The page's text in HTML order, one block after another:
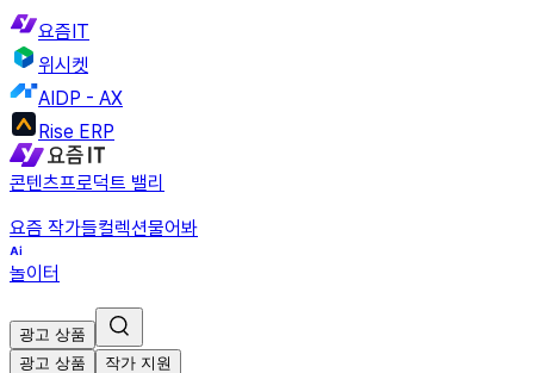
요즘IT
위시켓
AIDP - AX
Rise ERP
콘텐츠프로덕트 밸리
요즘 작가들컬렉션물어봐
놀이터
광고 상품
광고 상품
작가 지원